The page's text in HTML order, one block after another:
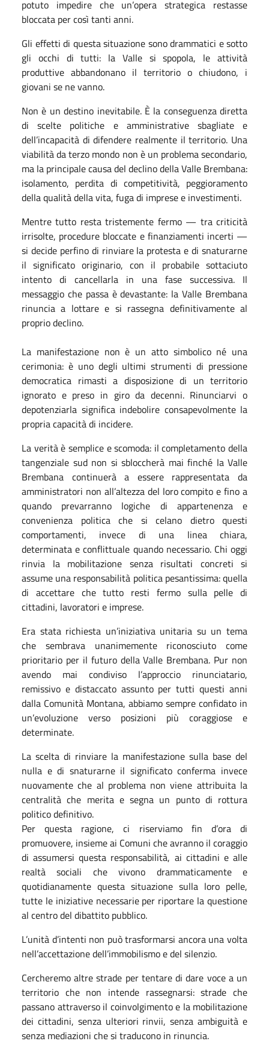
potuto impedire che un’opera strategica restasse
bloccata per così tanti anni.
Gli effetti di questa situazione sono drammatici e sotto
gli occhi di tutti: la Valle si spopola, le attività
produttive abbandonano il territorio o chiudono, i
giovani se ne vanno.
Non è un destino inevitabile. È la conseguenza diretta
di scelte politiche e amministrative sbagliate e
dell’incapacità di difendere realmente il territorio. Una
viabilità da terzo mondo non è un problema secondario,
ma la principale causa del declino della Valle Brembana:
isolamento, perdita di competitività, peggioramento
della qualità della vita, fuga di imprese e investimenti.
Mentre tutto resta tristemente fermo — tra criticità
irrisolte, procedure bloccate e finanziamenti incerti —
si decide perfino di rinviare la protesta e di snaturarne
il significato originario, con il probabile sottaciuto
intento di cancellarla in una fase successiva. Il
messaggio che passa è devastante: la Valle Brembana
rinuncia a lottare e si rassegna definitivamente al
proprio declino.
La manifestazione non è un atto simbolico né una
cerimonia: è uno degli ultimi strumenti di pressione
democratica rimasti a disposizione di un territorio
ignorato e preso in giro da decenni. Rinunciarvi o
depotenziarla significa indebolire consapevolmente la
propria capacità di incidere.
La verità è semplice e scomoda: il completamento della
tangenziale sud non si sbloccherà mai finché la Valle
Brembana continuerà a essere rappresentata da
amministratori non all’altezza del loro compito e fino a
quando prevarranno logiche di appartenenza e
convenienza politica che si celano dietro questi
comportamenti, invece di una linea chiara,
determinata e conflittuale quando necessario. Chi oggi
rinvia la mobilitazione senza risultati concreti si
assume una responsabilità politica pesantissima: quella
di accettare che tutto resti fermo sulla pelle di
cittadini, lavoratori e imprese.
Era stata richiesta un’iniziativa unitaria su un tema
che sembrava unanimemente riconosciuto come
prioritario per il futuro della Valle Brembana. Pur non
avendo mai condiviso l’approccio rinunciatario,
remissivo e distaccato assunto per tutti questi anni
dalla Comunità Montana, abbiamo sempre confidato in
un’evoluzione verso posizioni più coraggiose e
determinate.
La scelta di rinviare la manifestazione sulla base del
nulla e di snaturarne il significato conferma invece
nuovamente che al problema non viene attribuita la
centralità che merita e segna un punto di rottura
politico definitivo.
Per questa ragione, ci riserviamo fin d’ora di
promuovere, insieme ai Comuni che avranno il coraggio
di assumersi questa responsabilità, ai cittadini e alle
realtà sociali che vivono drammaticamente e
quotidianamente questa situazione sulla loro pelle,
tutte le iniziative necessarie per riportare la questione
al centro del dibattito pubblico.
L’unità d’intenti non può trasformarsi ancora una volta
nell’accettazione dell’immobilismo e del silenzio.
Cercheremo altre strade per tentare di dare voce a un
territorio che non intende rassegnarsi: strade che
passano attraverso il coinvolgimento e la mobilitazione
dei cittadini, senza ulteriori rinvii, senza ambiguità e
senza mediazioni che si traducono in rinuncia.